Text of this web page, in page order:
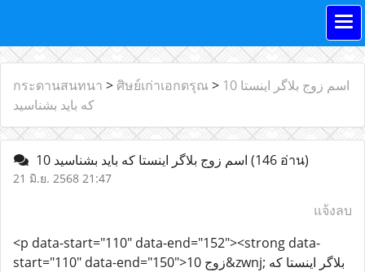
กระดานสนทนา > ศิษย์เก่าเอกดรุณ > 10 اسم زوج‌ بلاگر اینستا
که باید بشناسید
(146 อ่าน)
21 มิ.ย. 2568 21:47
แจ้งลบ
<p data-start="110" data-end="152"><strong data-
start="110" data-end="150">10 زوج&zwnj; بلاگر اینستا که